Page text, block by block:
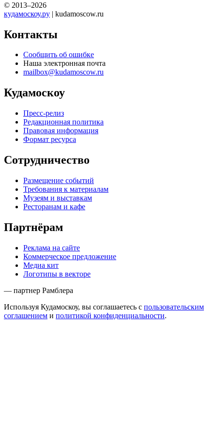
© 2013–2026
кудамоскоу.ру | kudamoscow.ru
Контакты
Сообщить об ошибке
Наша электронная почта
mailbox@kudamoscow.ru
Кудамоскоу
Пресс-релиз
Редакционная политика
Правовая информация
Формат ресурса
Сотрудничество
Размещение событий
Требования к материалам
Музеям и выставкам
Ресторанам и кафе
Партнёрам
Реклама на сайте
Коммерческое предложение
Медиа кит
Логотипы в векторе
— партнер Рамблера
Используя Кудамоскоу, вы соглашаетесь с пользовательским
соглашением и политикой конфиденциальности.